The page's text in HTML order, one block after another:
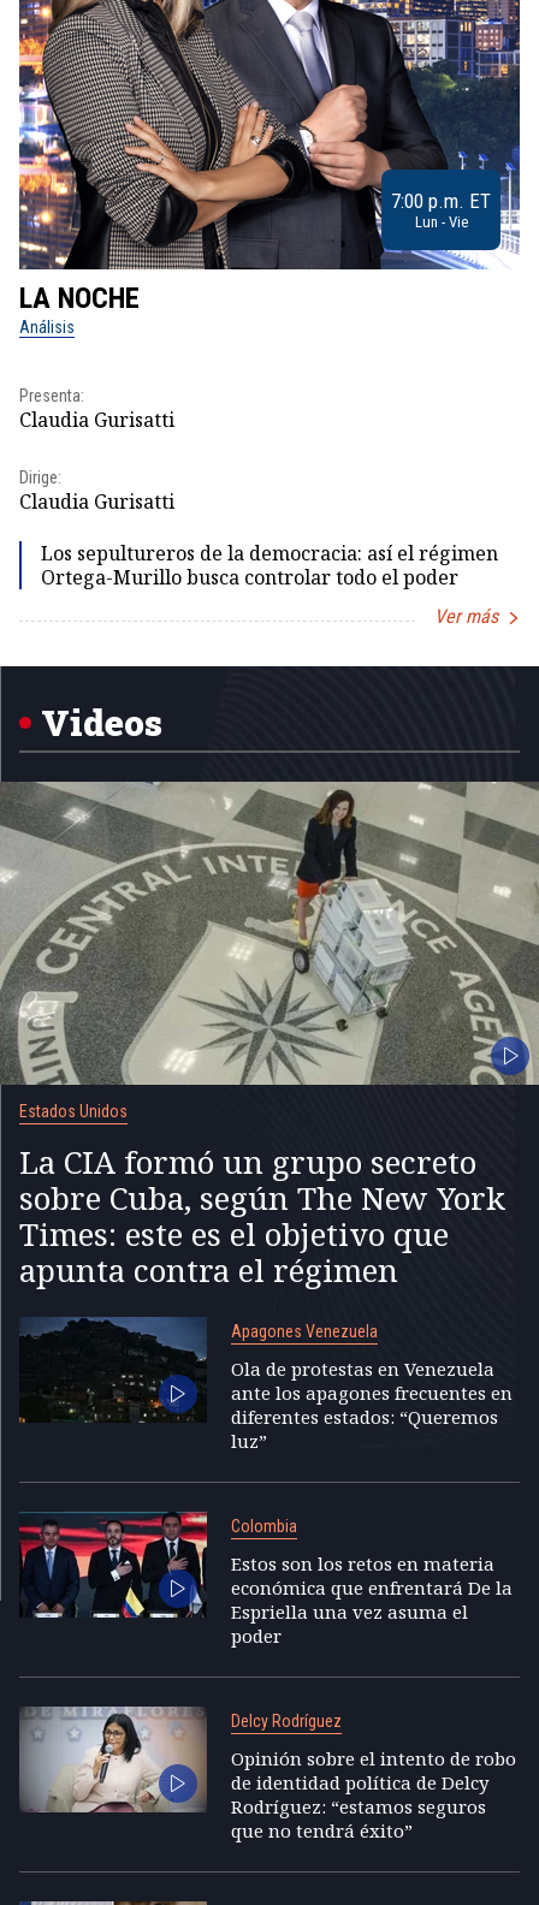
7:00 p.m. ET
Lun - Vie
LA NOCHE
Análisis
Presenta:
Claudia Gurisatti
Dirige:
Claudia Gurisatti
Los sepultureros de la democracia: así el régimen
Ortega-Murillo busca controlar todo el poder
Ver más
1
Videos
Estados Unidos
La CIA formó un grupo secreto
sobre Cuba, según The New York
Times: este es el objetivo que
apunta contra el régimen
Apagones Venezuela
Ola de protestas en Venezuela
ante los apagones frecuentes en
diferentes estados: “Queremos
luz”
Colombia
Estos son los retos en materia
económica que enfrentará De la
Espriella una vez asuma el
poder
Delcy Rodríguez
Opinión sobre el intento de robo
de identidad política de Delcy
Rodríguez: “estamos seguros
que no tendrá éxito”